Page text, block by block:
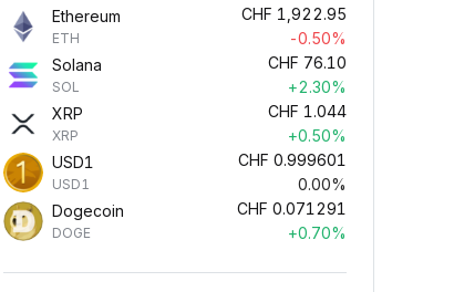
Ethereum
ETH
CHF 1,922.95
-0.50%
Solana
SOL
CHF 76.10
+2.30%
XRP
XRP
CHF 1.044
+0.50%
USD1
USD1
CHF 0.999601
0.00%
Dogecoin
DOGE
CHF 0.071291
+0.70%